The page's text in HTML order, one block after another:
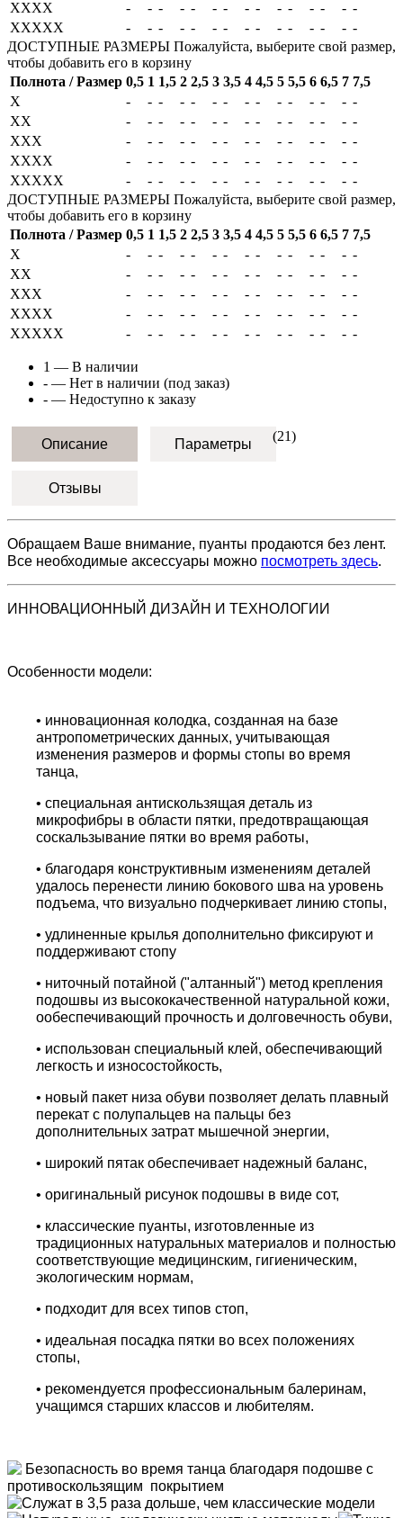
XXXX - - - - - - - - - - - - - - -
XXXXX
- - - - - - - - - - - - - - -
ДОСТУПНЫЕ РАЗМЕРЫ Пожалуйста, выберите свой размер,
чтобы добавить его в корзину
Полнота / Размер 0,5 1 1,5 2 2,5 3 3,5 4 4,5 5 5,5 6 6,5 7 7,5
X
- - - - - - - - - - - - - - -
XX
- - - - - - - - - - - - - - -
XXX
- - - - - - - - - - - - - - -
XXXX
- - - - - - - - - - - - - - -
XXXXX
- - - - - - - - - - - - - - -
ДОСТУПНЫЕ РАЗМЕРЫ Пожалуйста, выберите свой размер,
чтобы добавить его в корзину
Полнота / Размер 0,5 1 1,5 2 2,5 3 3,5 4 4,5 5 5,5 6 6,5 7 7,5
X
- - - - - - - - - - - - - - -
XX
- - - - - - - - - - - - - - -
XXX
- - - - - - - - - - - - - - -
XXXX
- - - - - - - - - - - - - - -
XXXXX
- - - - - - - - - - - - - - -
1 — В наличии
- — Нет в наличии (под заказ)
- — Недоступно к заказу
(21)
Описание Параметры
Отзывы
Обращаем Ваше внимание, пуанты продаются без лент.
Все необходимые аксессуары можно посмотреть здесь.
ИННОВАЦИОННЫЙ ДИЗАЙН И ТЕХНОЛОГИИ
Особенности модели:
• инновационная колодка, созданная на базе
антропометрических данных, учитывающая
изменения размеров и формы стопы во время
танца,
• специальная антискользящая деталь из
микрофибры в области пятки, предотвращающая
соскальзывание пятки во время работы,
• благодаря конструктивным изменениям деталей
удалось перенести линию бокового шва на уровень
подъема, что визуально подчеркивает линию стопы,
• удлиненные крылья дополнительно фиксируют и
поддерживают стопу
• ниточный потайной ("алтанный") метод крепления
подошвы из высококачественной натуральной кожи,
ообеспечивающий прочность и долговечность обуви,
• использован специальный клей, обеспечивающий
легкость и износостойкость,
• новый пакет низа обуви позволяет делать плавный
перекат с полупальцев на пальцы без
дополнительных затрат мышечной энергии,
• широкий пятак обеспечивает надежный баланс,
• оригинальный рисунок подошвы в виде сот,
• классические пуанты, изготовленные из
традиционных натуральных материалов и полностью
соответствующие медицинским, гигиеническим,
экологическим нормам,
• подходит для всех типов стоп,
• идеальная посадка пятки во всех положениях
стопы,
• рекомендуется профессиональным балеринам,
учащимся старших классов и любителям.